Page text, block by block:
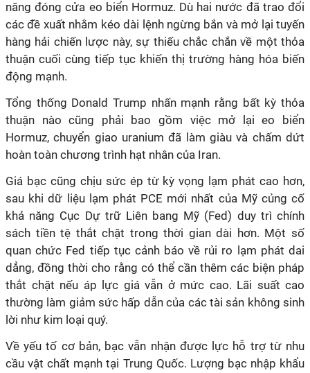
năng đóng cửa eo biển Hormuz. Dù hai nước đã trao đổi
các đề xuất nhằm kéo dài lệnh ngừng bắn và mở lại tuyến
hàng hải chiến lược này, sự thiếu chắc chắn về một thỏa
thuận cuối cùng tiếp tục khiến thị trường hàng hóa biến
động mạnh.
Tổng thống Donald Trump nhấn mạnh rằng bất kỳ thỏa
thuận nào cũng phải bao gồm việc mở lại eo biển
Hormuz, chuyển giao uranium đã làm giàu và chấm dứt
hoàn toàn chương trình hạt nhân của Iran.
Giá bạc cũng chịu sức ép từ kỳ vọng lạm phát cao hơn,
sau khi dữ liệu lạm phát PCE mới nhất của Mỹ củng cố
khả năng Cục Dự trữ Liên bang Mỹ (Fed) duy trì chính
sách tiền tệ thắt chặt trong thời gian dài hơn. Một số
quan chức Fed tiếp tục cảnh báo về rủi ro lạm phát dai
dẳng, đồng thời cho rằng có thể cần thêm các biện pháp
thắt chặt nếu áp lực giá vẫn ở mức cao. Lãi suất cao
thường làm giảm sức hấp dẫn của các tài sản không sinh
lời như kim loại quý.
Về yếu tố cơ bản, bạc vẫn nhận được lực hỗ trợ từ nhu
cầu vật chất mạnh tại Trung Quốc. Lượng bạc nhập khẩu